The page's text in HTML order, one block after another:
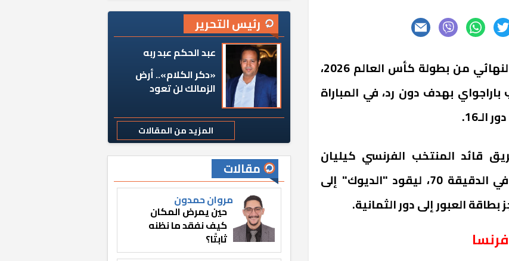
تأهل منتخب فرنسا إلى الدور ربع النهائي من بطولة كأس العالم 2026،
بهدف دون رد، في المباراة
قائد المنتخب الفرنسي كيليان
مبابي، الذي سجل من ركلة جزاء في الدقيقة 70، ليقود "الديوك" إلى
العبور إلى دور الثمانية.
رئيس التحرير
عبد الحكم عبد ربه
«دكر الكلام».. أرض
الزمالك لن تعود
المزيد من المقالات
مقالات
مروان حمدون
حين يمرض المكان
كيف نفقد ما نظنه
ثابتًا؟